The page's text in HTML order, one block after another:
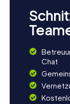
interessante
Livry-Gargan
gemütlichen
Chat